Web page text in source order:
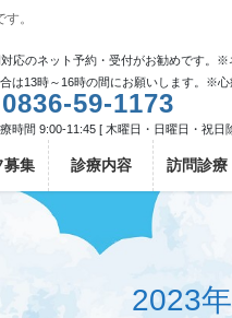
。
応のネット予約・受付がお勧めです。
は13時～16時の間にお願いします。※心
0836-59-1173
時間 9:00-11:45 [ 木曜日・日曜日・祝
募集 診療内容 訪問診療
2023